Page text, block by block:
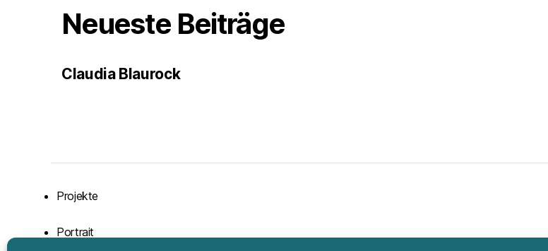
Neueste Beiträge
Claudia Blaurock
Projekte
Portrait